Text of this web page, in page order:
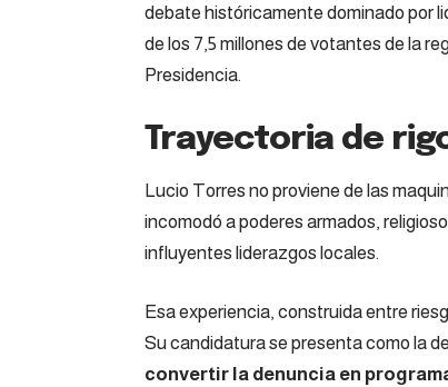
debate históricamente dominado por
de los 7,5 millones de votantes de la
Presidencia.
Trayectoria de
Lucio Torres no proviene de las
incomodó a poderes armados,
influyentes liderazgos locales.
Esa experiencia, construida entre
Su candidatura se presenta como la
convertir la denuncia en